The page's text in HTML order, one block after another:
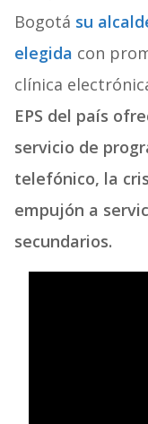
Bogotá su
elegida con
clínica
EPS del país
servicio de
telefónico, la
empujón a
secundarios.